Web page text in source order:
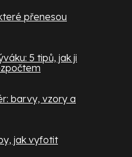
přenesou
5 tipů, jak ji
barvy, vzory a
jak vyfotit